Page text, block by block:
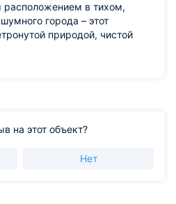
в тихом,
города – этот
природой, чистой
потрясающих три дня.
на этот объект?
Нет